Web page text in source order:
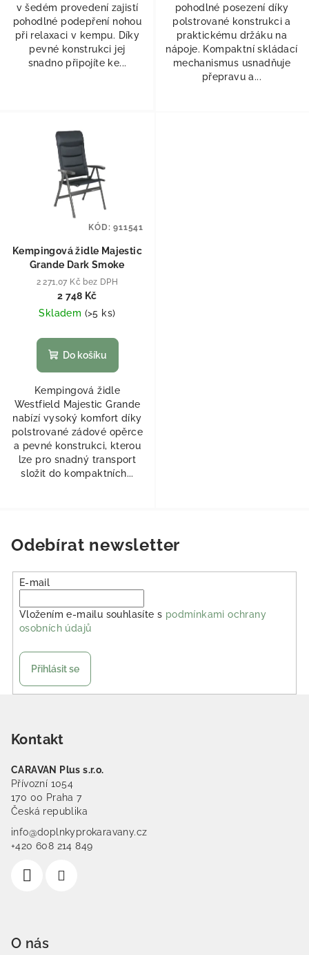
v šedém provedení zajistí
pohodlné podepření nohou
při relaxaci v kempu. Díky
pevné konstrukci jej
snadno připojíte ke...
pohodlné posezení díky
polstrované konstrukci a
praktickému držáku na
nápoje. Kompaktní skládací
mechanismus usnadňuje
přepravu a...
Kempingová židle Majestic
Grande Dark Smoke
2 271,07 Kč bez DPH
2 748 Kč
Skladem (>5 ks)
Do košíku
Kempingová židle
Westfield Majestic Grande
nabízí vysoký komfort díky
polstrované zádové opěrce
a pevné konstrukci, kterou
lze pro snadný transport
složit do kompaktních...
KÓD:911541
Odebírat newsletter
E-mail
Vložením e-mailu souhlasíte s podmínkami ochrany
osobních údajů
Přihlásit se
Kontakt
CARAVAN Plus s.r.o.
Přívozní 1054
170 00 Praha 7
Česká republika
info@doplnkyprokaravany.cz
+420 608 214 849
O nás